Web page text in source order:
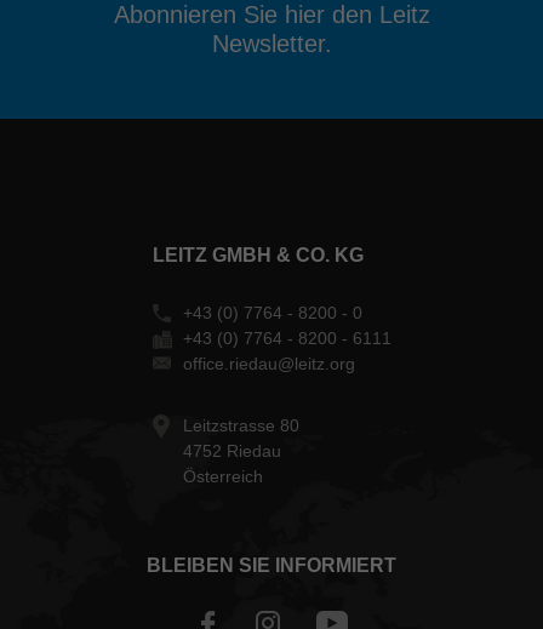
Abonnieren Sie hier den Leitz
Newsletter.
LEITZ GMBH & CO. KG
+43 (0) 7764 - 8200 - 0
+43 (0) 7764 - 8200 - 6111
office.riedau@leitz.org
Leitzstrasse 80
4752 Riedau
Österreich
BLEIBEN SIE INFORMIERT